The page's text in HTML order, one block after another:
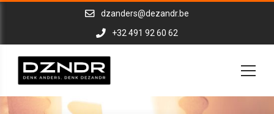
dzanders@dezandr.be
+32 491 92 60 62